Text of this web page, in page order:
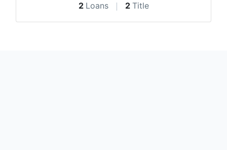
2 Loans 2 Title